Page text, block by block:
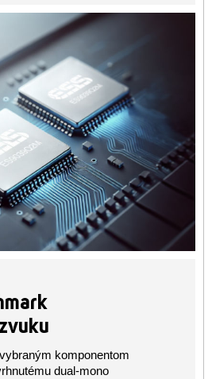
komponentom
dual-mono